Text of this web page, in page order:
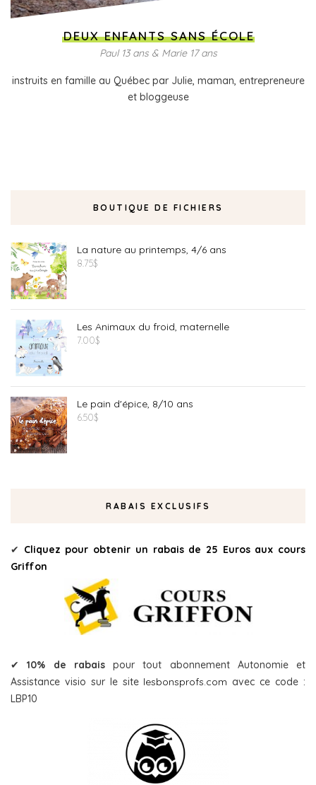
DEUX ENFANTS SANS ÉCOLE
Paul 13 ans & Marie 17 ans
instruits en famille au Québec par Julie, maman, entrepreneure
et bloggeuse
BOUTIQUE DE FICHIERS
La nature au printemps, 4/6 ans
8.75$
Les Animaux du froid, maternelle
7.00$
Le pain d'épice, 8/10 ans
6.50$
RABAIS EXCLUSIFS
✔ Cliquez pour obtenir un rabais de 25 Euros aux cours
Griffon
✔10% de rabaispour tout abonnement Autonomie et
Assistance visio sur le site lesbonsprofs.com avec ce code :
LBP10